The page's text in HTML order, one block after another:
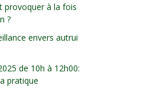
provoquer à la fois
?
envers autrui
de 10h à 12h00:
pratique